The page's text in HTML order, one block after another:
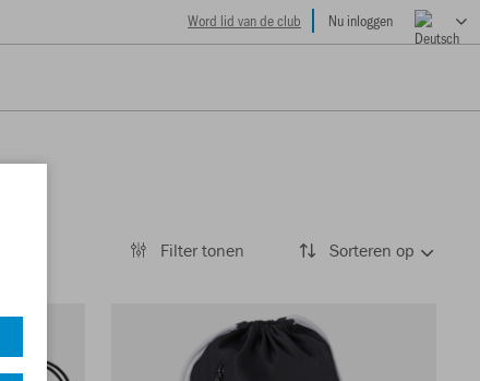
Word lid van de club Nu inloggen
Filter tonen Sorteren op